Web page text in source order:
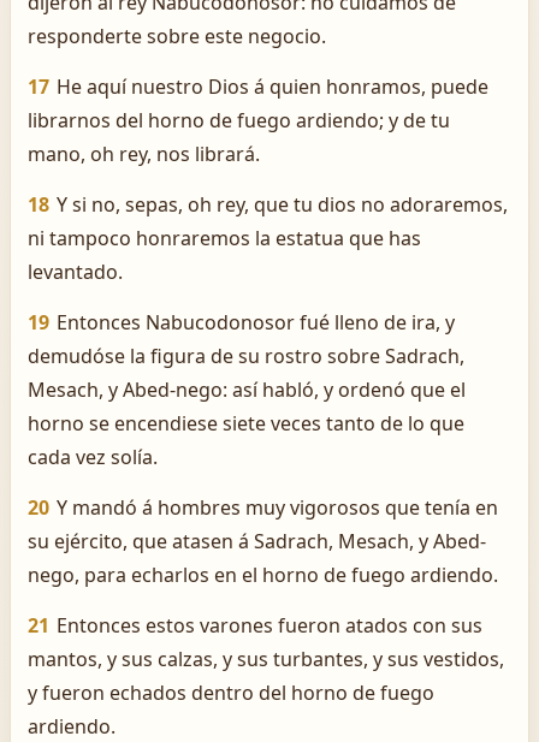
responderte sobre este negocio.
17 He aquí nuestro Dios á quien honramos, puede
librarnos del horno de fuego ardiendo; y de tu
mano, oh rey, nos librará.
18 Y si no, sepas, oh rey, que tu dios no adoraremos,
ni tampoco honraremos la estatua que has
levantado.
19 Entonces Nabucodonosor fué lleno de ira, y
demudóse la figura de su rostro sobre Sadrach,
Mesach, y Abed-nego: así habló, y ordenó que el
horno se encendiese siete veces tanto de lo que
cada vez solía.
20 Y mandó á hombres muy vigorosos que tenía en
su ejército, que atasen á Sadrach, Mesach, y Abed-
nego, para echarlos en el horno de fuego ardiendo.
21 Entonces estos varones fueron atados con sus
mantos, y sus calzas, y sus turbantes, y sus vestidos,
y fueron echados dentro del horno de fuego
ardiendo.